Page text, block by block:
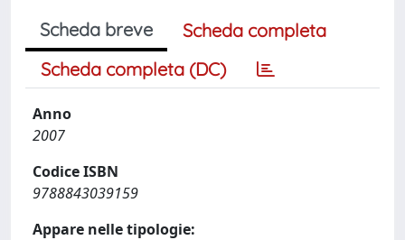
Scheda breve
Scheda completa
Scheda completa (DC)
Anno
2007
Codice ISBN
9788843039159
Appare nelle tipologie: